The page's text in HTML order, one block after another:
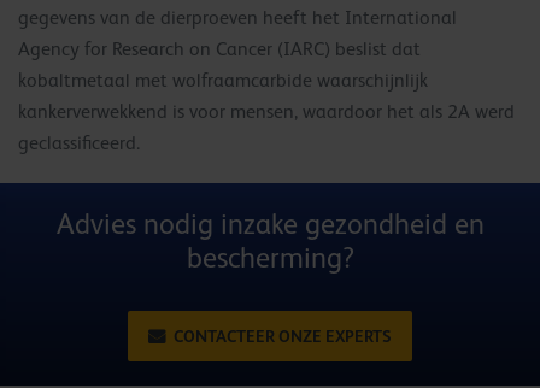
gegevens van de dierproeven heeft het International
Agency for Research on Cancer (IARC) beslist dat
kobaltmetaal met wolfraamcarbide waarschijnlijk
kankerverwekkend is voor mensen, waardoor het als 2A werd
geclassificeerd.
Advies nodig inzake gezondheid en
bescherming?
CONTACTEER ONZE EXPERTS